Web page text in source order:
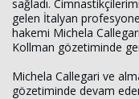
sağladı.
gelen İtalyan
hakemi Michela
Kollman gözetiminde
Michela Callegari ve
gözetiminde devam